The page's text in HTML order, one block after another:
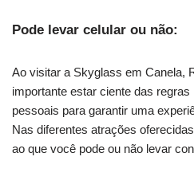
Pode levar celular ou não:
Ao visitar a Skyglass em Canela,
importante estar ciente das
pessoais para garantir uma
Nas diferentes atrações
ao que você pode ou não levar